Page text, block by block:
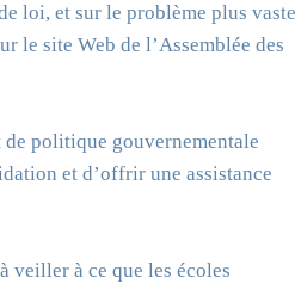
loi, et sur le problème plus vaste
le site Web de l’Assemblée des
politique gouvernementale
et d’offrir une assistance
veiller à ce que les écoles